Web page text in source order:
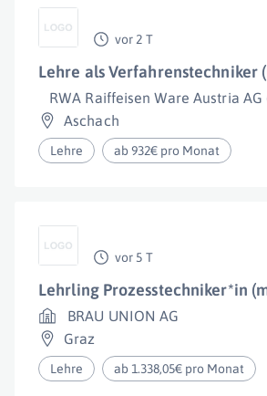
vor 2 T
Lehre als Verfahrenstechniker
RWA Raiffeisen Ware Austria AG
Aschach
Lehre ab 932€ pro Monat
vor 5 T
Lehrling Prozesstechniker*in
BRAU UNION AG
Graz
Lehre ab 1.338,05€ pro Monat